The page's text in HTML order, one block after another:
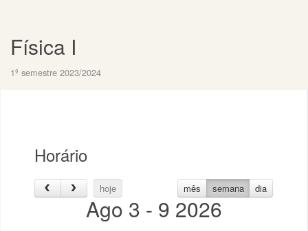
Física I
1º semestre 2023/2024
Horário
hoje mês semana dia
Ago 3 - 9 2026